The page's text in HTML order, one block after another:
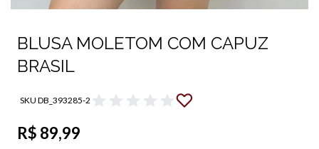
BLUSA MOLETOM COM CAPUZ
BRASIL
SKU DB_393285-2
R$ 89,99